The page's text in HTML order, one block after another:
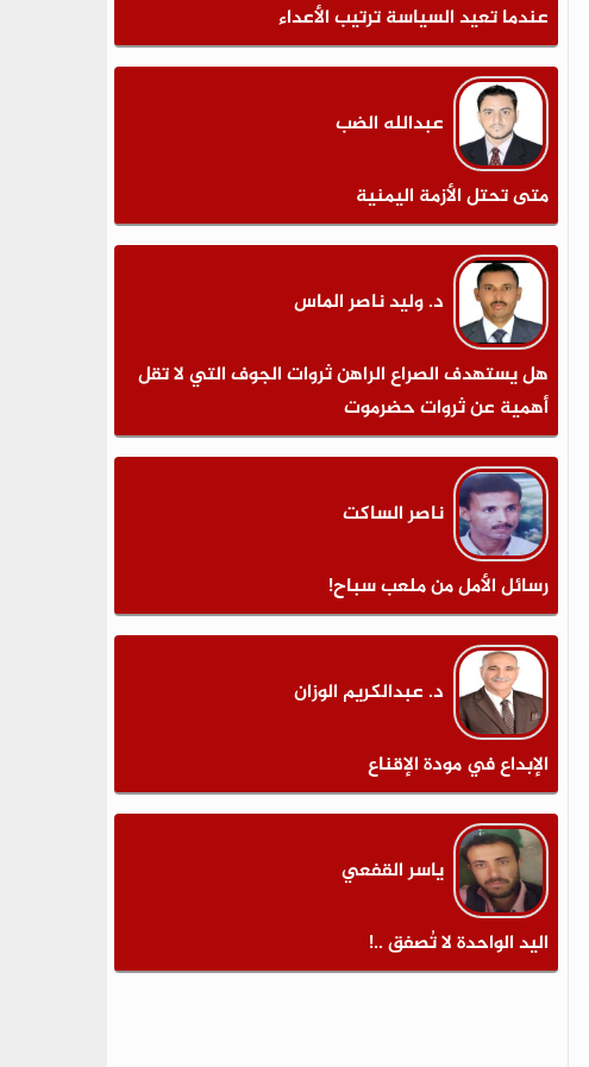
عندما تعيد السياسة ترتيب الأعداء
عبدالله الضب
متى تحتل الأزمة اليمنية
د. وليد ناصر الماس
هل يستهدف الصراع الراهن ثروات الجوف التي لا تقل
أهمية عن ثروات حضرموت
ناصر الساكت
رسائل الأمل من ملعب سباح!
د. عبدالكريم الوزان
الإبداع في مودة الإقناع
ياسر القفعي
اليد الواحدة لا تُصفق ..!